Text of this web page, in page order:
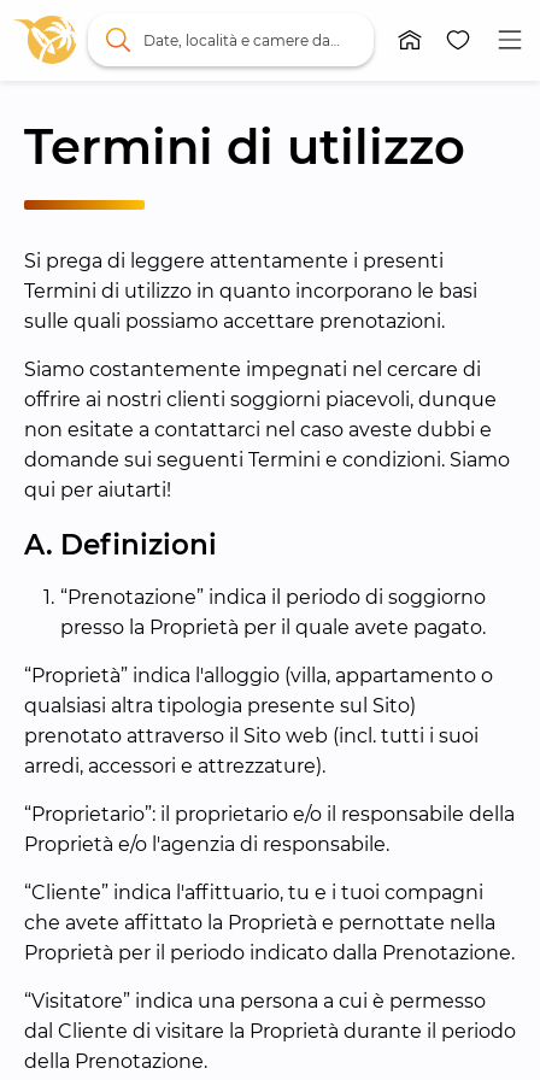
Termini di utilizzo
Si prega di leggere attentamente i presenti
Termini di utilizzo in quanto incorporano le basi
sulle quali possiamo accettare prenotazioni.
Siamo costantemente impegnati nel cercare di
offrire ai nostri clienti soggiorni piacevoli, dunque
non esitate a contattarci nel caso aveste dubbi e
domande sui seguenti Termini e condizioni. Siamo
qui per aiutarti!
A. Definizioni
1. “Prenotazione” indica il periodo di soggiorno
presso la Proprietà per il quale avete pagato.
“Proprietà” indica l'alloggio (villa, appartamento o
qualsiasi altra tipologia presente sul Sito)
prenotato attraverso il Sito web (incl. tutti i suoi
arredi, accessori e attrezzature).
“Proprietario”: il proprietario e/o il responsabile della
Proprietà e/o l'agenzia di responsabile.
“Cliente” indica l'affittuario, tu e i tuoi compagni
che avete affittato la Proprietà e pernottate nella
Proprietà per il periodo indicato dalla Prenotazione.
“Visitatore” indica una persona a cui è permesso
dal Cliente di visitare la Proprietà durante il periodo
della Prenotazione.